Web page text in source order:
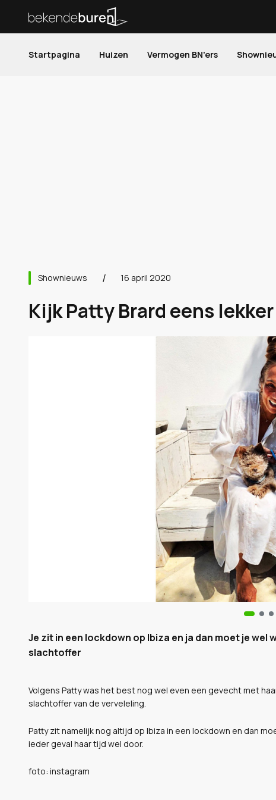
Startpagina Huizen Vermogen BN'ers
Shownieuws 16 april 2020
Kijk Patty Brard eens
Je zit in een lockdown op Ibiza en ja dan moet je wel
slachtoffer
Volgens Patty was het best nog wel even een gevecht met
slachtoffer van de verveleling.
Patty zit namelijk nog altijd op Ibiza in een lockdown en dan
ieder geval haar tijd wel door.
foto: instagram